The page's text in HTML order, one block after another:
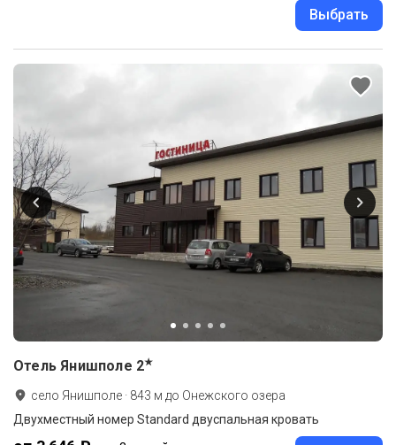
Выбрать
Отель Янишполе 2★
село Янишполе · 843 м до Онежского озера
Двухместный номер Standard двуспальная кровать